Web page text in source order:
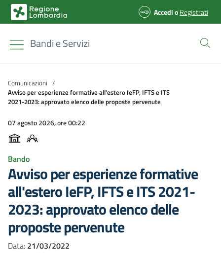
AccedioRegistrati
Bandi e Servizi
Comunicazioni /
Avviso per esperienze formative all'estero IeFP, IFTS e ITS
2021-2023: approvato elenco delle proposte pervenute
07 agosto 2026, ore 00:22
Bando
Avviso per esperienze formative
all'estero IeFP, IFTS e ITS 2021-
2023: approvato elenco delle
proposte pervenute
Data: 21/03/2022